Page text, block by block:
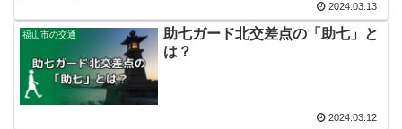
2024.03.13
福山市の交通
助七ガード北交差点の「助七」と
は？
2024.03.12